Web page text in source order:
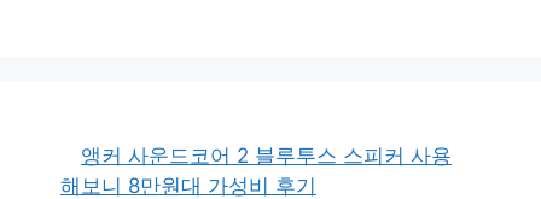
앵커 사운드코어 2 블루투스 스피커 사용
해보니 8만원대 가성비 후기